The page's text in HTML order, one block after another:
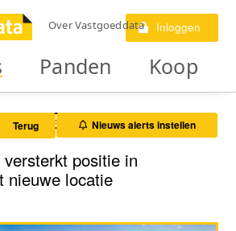
Over Vastgoeddata Inloggen
Panden Koop
Showroom
Terug Nieuws alerts instellen
positie in
nieuwe locatie